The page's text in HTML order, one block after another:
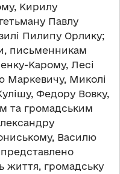
Кирилу
Павлу
Пилипу Орлику;
письменникам
Карому, Лесі
Маркевичу, Миколі
Федору Вовку,
та громадським
Василю
життя, громадську